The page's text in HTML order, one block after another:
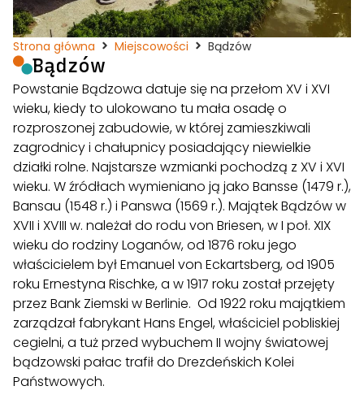
Strona główna Miejscowości Bądzów
Bądzów
Powstanie Bądzowa datuje się na przełom XV i XVI
wieku, kiedy to ulokowano tu mała osadę o
rozproszonej zabudowie, w której zamieszkiwali
zagrodnicy i chałupnicy posiadający niewielkie
działki rolne. Najstarsze wzmianki pochodzą z XV i XVI
wieku. W źródłach wymieniano ją jako Bansse (1479 r.),
Bansau (1548 r.) i Panswa (1569 r.). Majątek Bądzów w
XVII i XVIII w. należał do rodu von Briesen, w I poł. XIX
wieku do rodziny Loganów, od 1876 roku jego
właścicielem był Emanuel von Eckartsberg, od 1905
roku Ernestyna Rischke, a w 1917 roku został przejęty
przez Bank Ziemski w Berlinie. Od 1922 roku majątkiem
zarządzał fabrykant Hans Engel, właściciel pobliskiej
cegielni, a tuż przed wybuchem II wojny światowej
bądzowski pałac trafił do Drezdeńskich Kolei
Państwowych.